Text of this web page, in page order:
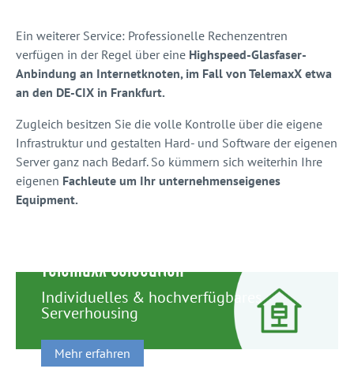
Ein weiterer Service: Professionelle Rechenzentren
verfügen in der Regel über eine Highspeed-Glasfaser-
Anbindung an Internetknoten, im Fall von TelemaxX etwa
an den DE-CIX in Frankfurt.
Zugleich besitzen Sie die volle Kontrolle über die eigene
Infrastruktur und gestalten Hard- und Software der eigenen
Server ganz nach Bedarf. So kümmern sich weiterhin Ihre
eigenen Fachleute um Ihr unternehmenseigenes
Equipment.
TelemaxX Colocation
Individuelles & hochverfügbares
Serverhousing
Mehr erfahren